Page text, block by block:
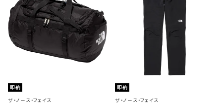
即納
ザ・ノース・フェイス
即納
ザ・ノース・フェイス